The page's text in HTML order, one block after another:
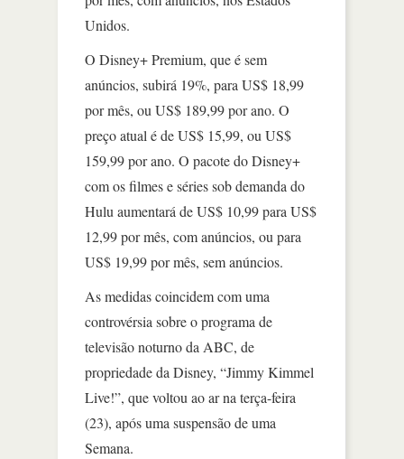
Unidos.
O Disney+ Premium, que é sem
anúncios, subirá 19%, para US$ 18,99
por mês, ou US$ 189,99 por ano. O
preço atual é de US$ 15,99, ou US$
159,99 por ano. O pacote do Disney+
com os filmes e séries sob demanda do
Hulu aumentará de US$ 10,99 para US$
12,99 por mês, com anúncios, ou para
US$ 19,99 por mês, sem anúncios.
As medidas coincidem com uma
controvérsia sobre o programa de
televisão noturno da ABC, de
propriedade da Disney, “Jimmy Kimmel
Live!”, que voltou ao ar na terça-feira
(23), após uma suspensão de uma
Semana.